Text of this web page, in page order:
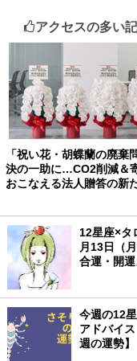
アクセスの多い
「祝い花・胡蝶蘭の廃棄
決の一助に…CO2削減＆
おこなえる法人贈答の新
12星座×タ
月13日（
合運・開
今週の12
アドバイ
週の運勢】